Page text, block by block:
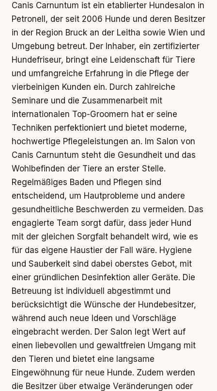
Canis Carnuntum ist ein etablierter Hundesalon in
Petronell, der seit 2006 Hunde und deren Besitzer
in der Region Bruck an der Leitha sowie Wien und
Umgebung betreut. Der Inhaber, ein zertifizierter
Hundefriseur, bringt eine Leidenschaft für Tiere
und umfangreiche Erfahrung in die Pflege der
vierbeinigen Kunden ein. Durch zahlreiche
Seminare und die Zusammenarbeit mit
internationalen Top-Groomern hat er seine
Techniken perfektioniert und bietet moderne,
hochwertige Pflegeleistungen an. Im Salon von
Canis Carnuntum steht die Gesundheit und das
Wohlbefinden der Tiere an erster Stelle.
Regelmäßiges Baden und Pflegen sind
entscheidend, um Hautprobleme und andere
gesundheitliche Beschwerden zu vermeiden. Das
engagierte Team sorgt dafür, dass jeder Hund
mit der gleichen Sorgfalt behandelt wird, wie es
für das eigene Haustier der Fall wäre. Hygiene
und Sauberkeit sind dabei oberstes Gebot, mit
einer gründlichen Desinfektion aller Geräte. Die
Betreuung ist individuell abgestimmt und
berücksichtigt die Wünsche der Hundebesitzer,
während auch neue Ideen und Vorschläge
eingebracht werden. Der Salon legt Wert auf
einen liebevollen und gewaltfreien Umgang mit
den Tieren und bietet eine langsame
Eingewöhnung für neue Hunde. Zudem werden
die Besitzer über etwaige Veränderungen oder